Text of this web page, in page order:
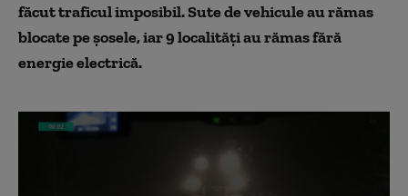
făcut traficul imposibil.Sutede vehicule au rămas
blocatepe șosele,iar 9 localități au rămas fără
energie electrică.